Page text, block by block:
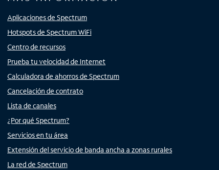
Aplicaciones de Spectrum
Hotspots de Spectrum WiFi
Centro de recursos
Prueba tu velocidad de Internet
Calculadora de ahorros de Spectrum
Cancelación de contrato
Lista de canales
¿Por qué Spectrum?
Servicios en tu área
Extensión del servicio de banda ancha a zonas rurales
La red de Spectrum